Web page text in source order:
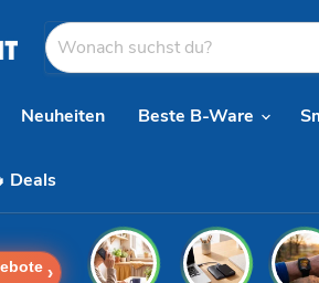
Neuheiten Beste B-Ware
Deals
›